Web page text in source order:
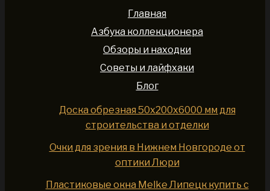
Главная
Азбука коллекционера
Обзоры и находки
Советы и лайфхаки
Блог
Доска обрезная 50x200x6000 мм для
строительства и отделки
Очки для зрения в Нижнем Новгороде от
оптики Люри
Пластиковые окна Melke Липецк купить с